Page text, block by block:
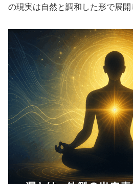
の現実は自然と調和した形で展開